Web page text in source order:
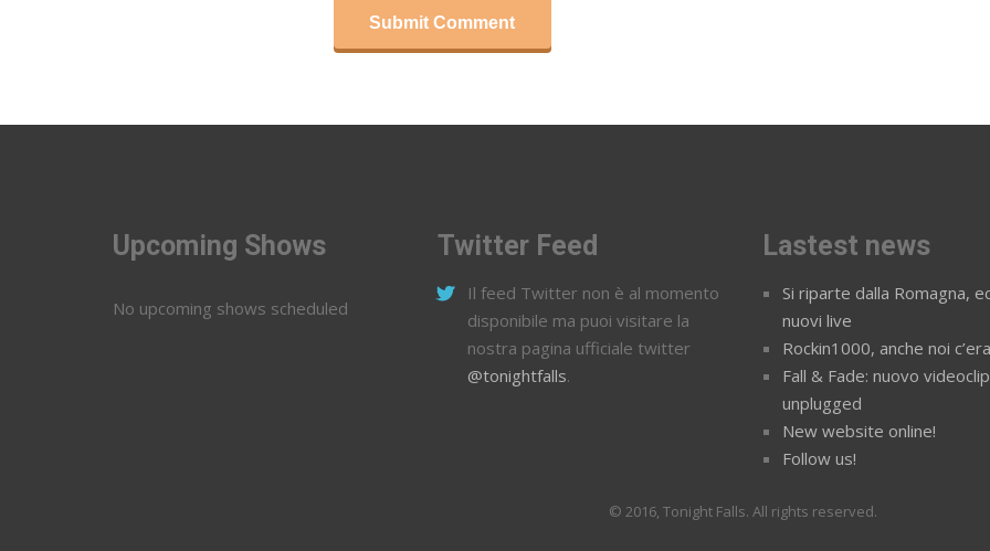
Upcoming Shows
No upcoming shows scheduled
Twitter Feed
Il feed Twitter non è al momento
disponibile ma puoi visitare la
nostra pagina ufficiale twitter
@tonightfalls.
Lastest news
Si riparte dalla Romagna,
nuovi live
Rockin1000, anche noi
Fall & Fade: nuovo videoclip
unplugged
New website online!
Follow us!
© 2016, Tonight Falls. All rights reserved.